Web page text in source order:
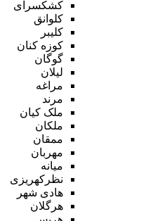
کشکسرای
کلوانق
کلیبر
کوزه کنان
گوگان
لیلان
مراغه
مرند
ملک کیان
ملکان
ممقان
مهربان
میانه
نظرکهریزی
هادی شهر
هرگلان